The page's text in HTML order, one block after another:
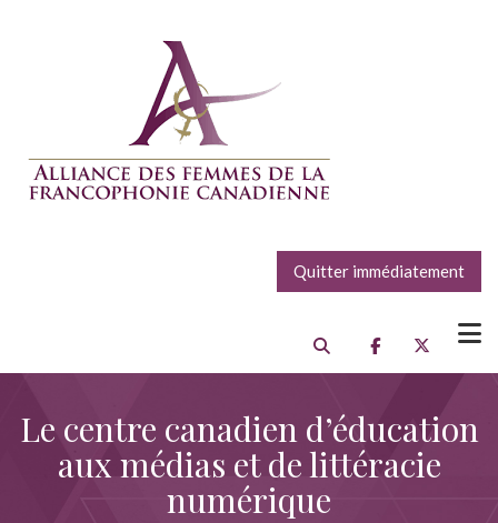
Quitter immédiatement
Le centre canadien d’éducation
aux médias et de littéracie
numérique